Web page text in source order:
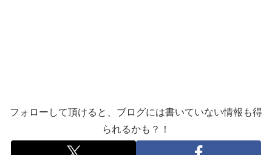
フォローして頂けると、ブログには書いていない情報も得
られるかも？！